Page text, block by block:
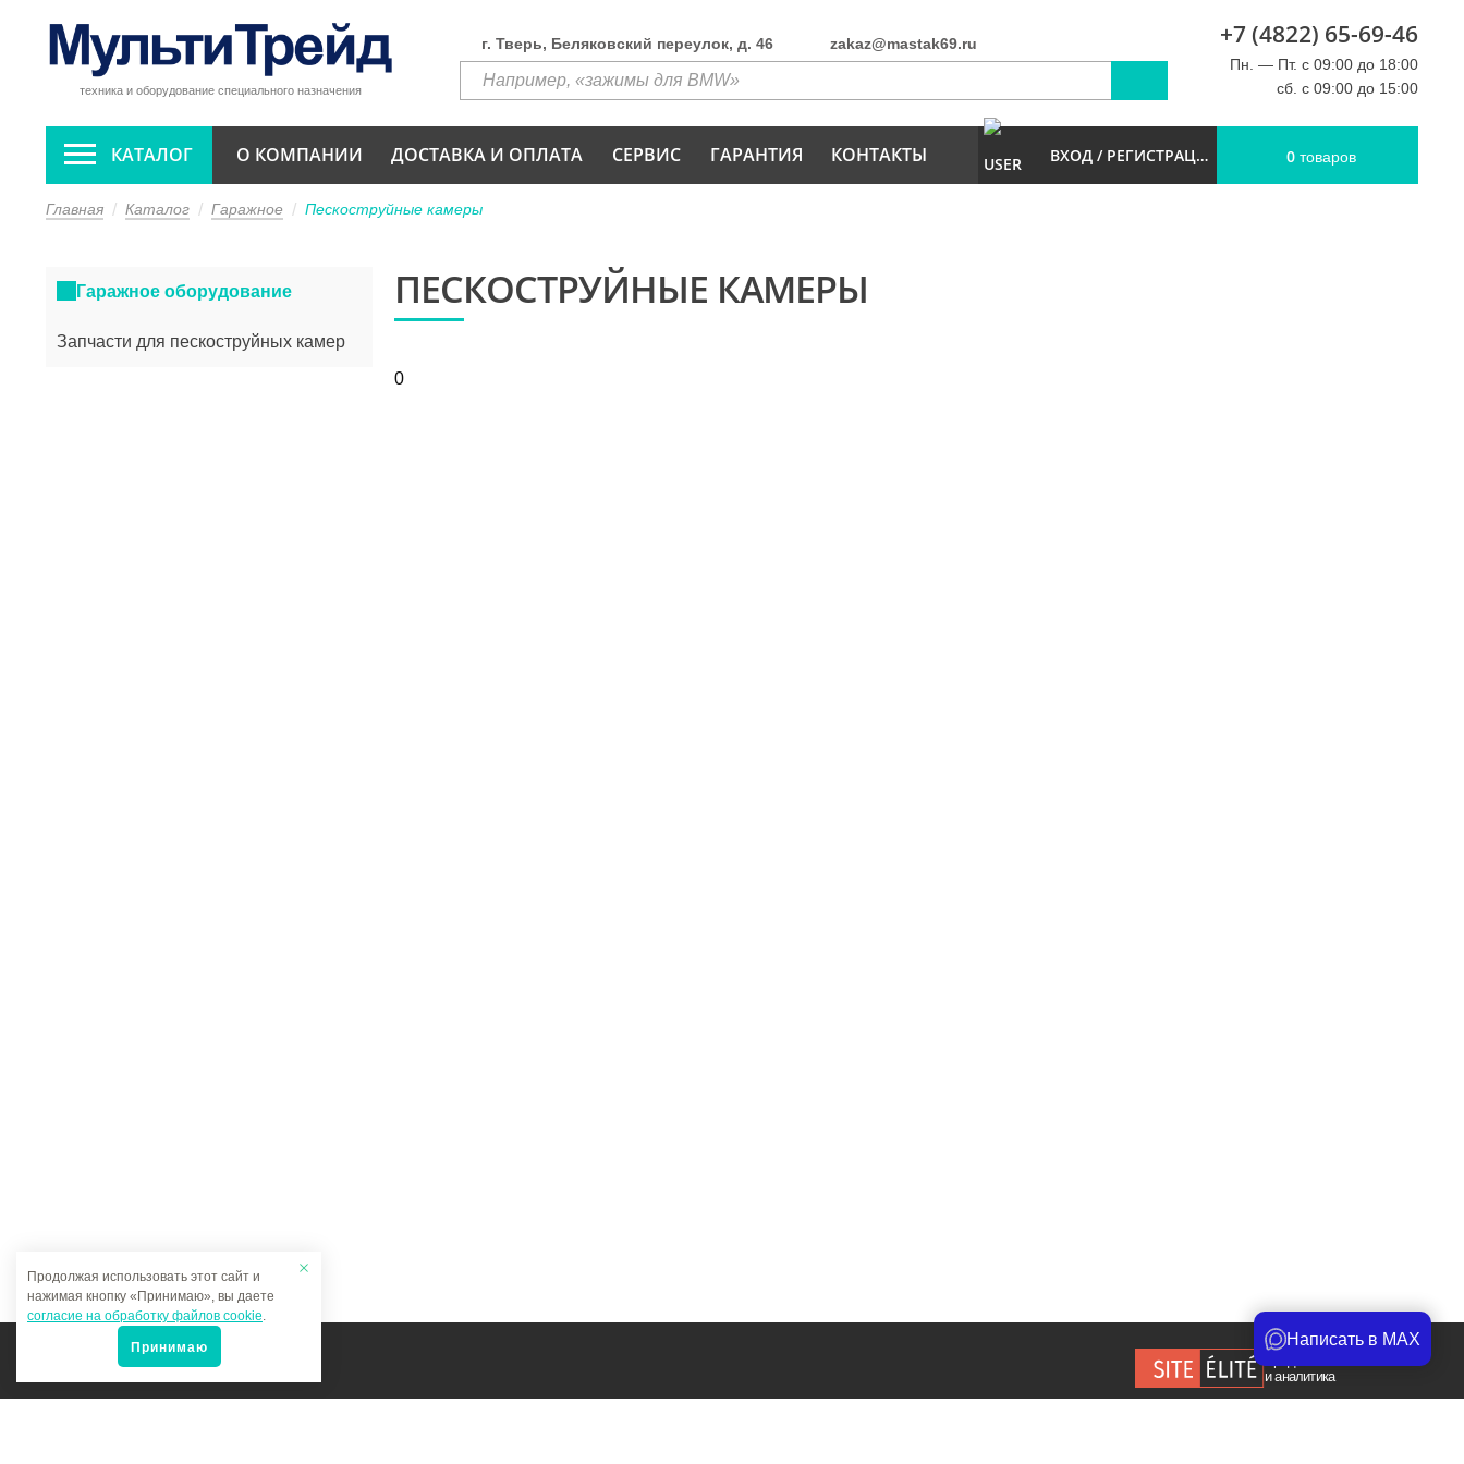
техника и оборудование специального назначения
г. Тверь, Беляковский переулок, д. 46 zakaz@mastak69.ru +7 (4822) 65-69-46
Пн. — Пт. с 09:00 до 18:00
сб. с 09:00 до 15:00
КАТАЛОГ О КОМПАНИИ ДОСТАВКА И ОПЛАТА СЕРВИС ГАРАНТИЯ КОНТАКТЫ ВХОД / РЕГИСТРАЦИЯ 0 товаров
Главная Каталог Гаражное Пескоструйные камеры
Гаражное оборудование
Запчасти для пескоструйных камер
ПЕСКОСТРУЙНЫЕ КАМЕРЫ
0
и аналитика
Продолжая использовать этот сайт и
нажимая кнопку «Принимаю», вы даете
согласие на обработку файлов cookie.
Принимаю Написать в MAX